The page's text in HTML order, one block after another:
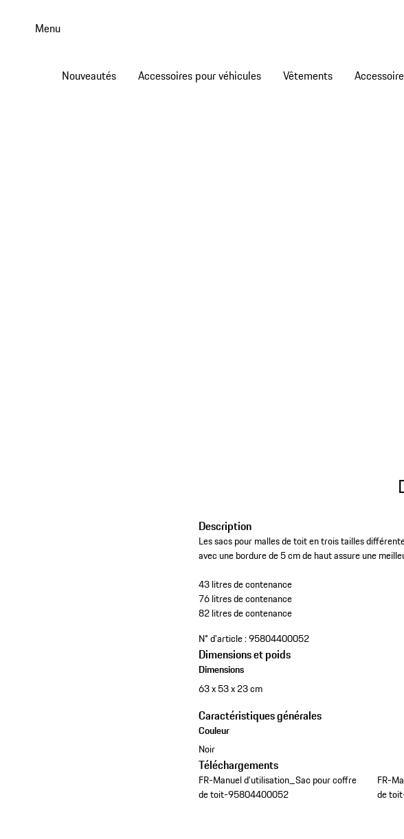
Menu
Nouveautés Accessoires pour véhicules Vêtements
Description
Les sacs pour malles de toit en trois tailles
avec une bordure de 5 cm de haut assure une
43 litres de contenance
76 litres de contenance
82 litres de contenance
N° d'article :95804400052
Dimensions et poids
Dimensions
63 x 53 x 23 cm
Caractéristiques générales
Couleur
Noir
Téléchargements
FR-Manuel d’utilisation_Sac pour coffre
de toit-95804400052
FR-
de